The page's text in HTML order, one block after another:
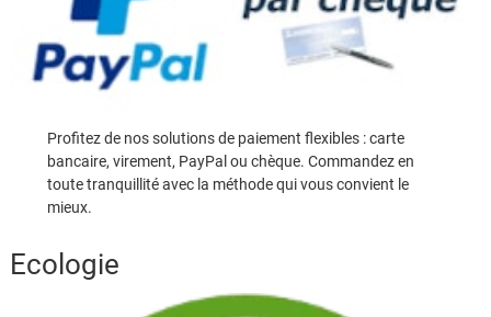
Profitez de nos solutions de paiement flexibles : carte
bancaire, virement, PayPal ou chèque. Commandez en
toute tranquillité avec la méthode qui vous convient le
mieux.
Ecologie